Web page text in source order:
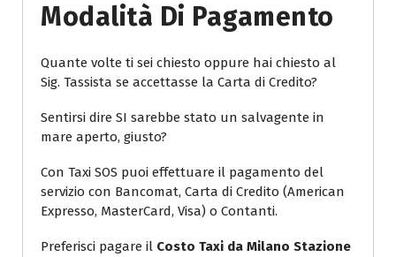
Modalità Di Pagamento
Quante volte ti sei chiesto oppure hai chiesto al
Sig. Tassista se accettasse la Carta di Credito?
Sentirsi dire SI sarebbe stato un salvagente in
mare aperto, giusto?
Con Taxi SOS puoi effettuare il pagamento del
servizio con Bancomat, Carta di Credito (American
Expresso, MasterCard, Visa) o Contanti.
Preferisci pagare il Costo Taxi da Milano Stazione